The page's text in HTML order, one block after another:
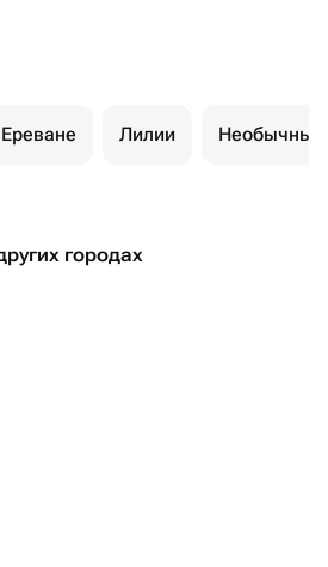
Лилии Необычные
городах